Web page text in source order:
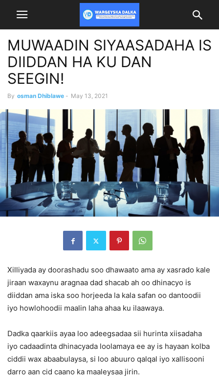
MUWAADIN SIYAASADAHA IS
DIIDDAN HA KU DAN
SEEGIN!
By osman Dhiblawe - May 13, 2021
Xilliyada ay doorashadu soo dhawaato ama ay xasrado kale
jiraan waxaynu aragnaa dad shacab ah oo dhinacyo is
diiddan ama iska soo horjeeda la kala safan oo dantoodii
iyo howlohoodii maalin laha ahaa ku ilaawaya.
Dadka qaarkiis ayaa loo adeegsadaa sii hurinta xiisadaha
iyo cadaadinta dhinacyada loolamaya ee ay is hayaan kolba
ciddii wax abaabulaysa, si loo abuuro qalqal iyo xallisooni
darro aan cid caano ka maaleysaa jirin.